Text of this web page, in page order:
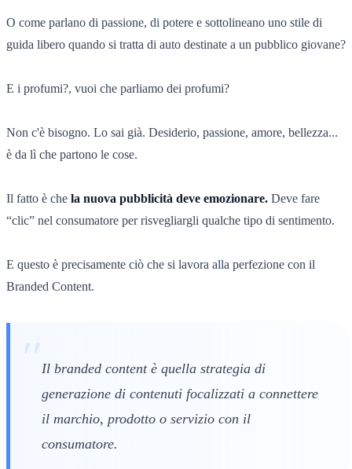
O come parlano di passione, di potere e sottolineano uno stile di
guida libero quando si tratta di auto destinate a un pubblico giovane?
E i profumi?, vuoi che parliamo dei profumi?
Non c'è bisogno. Lo sai già. Desiderio, passione, amore, bellezza...
è da lì che partono le cose.
Il fatto è che la nuova pubblicità deve emozionare. Deve fare
“clic” nel consumatore per risvegliargli qualche tipo di sentimento.
E questo è precisamente ciò che si lavora alla perfezione con il
Branded Content.
Il branded content è quella strategia di
generazione di contenuti focalizzati a connettere
il marchio, prodotto o servizio con il
consumatore.